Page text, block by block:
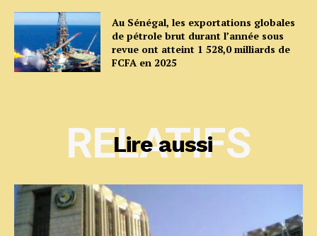
Au Sénégal, les exportations globales
de pétrole brut durant l’année sous
revue ont atteint 1 528,0 milliards de
FCFA en 2025
Lire aussi
RELATIFS